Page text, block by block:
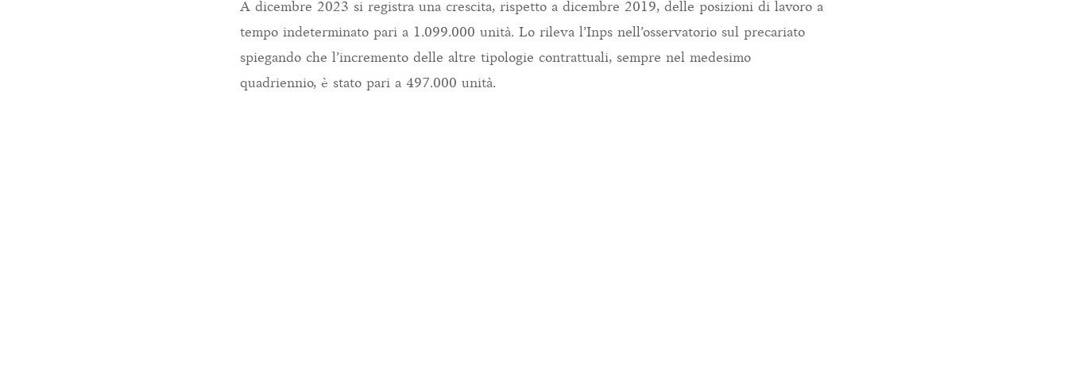
A dicembre 2023 si registra una crescita, rispetto a dicembre 2019, delle posizioni di lavoro a
tempo indeterminato pari a 1.099.000 unità. Lo rileva l’Inps nell’osservatorio sul precariato
spiegando che l’incremento delle altre tipologie contrattuali, sempre nel medesimo
quadriennio, è stato pari a 497.000 unità.